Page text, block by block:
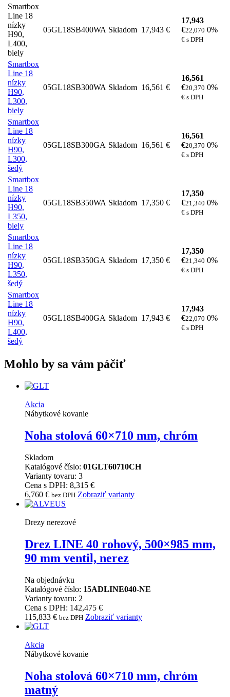
Smartbox
Line 18
nízky
H90,
L400,
biely
05GL18SB400WA Skladom 17,943 €
17,943
€22,070
€ s DPH
0%
Smartbox
Line 18
nízky
H90,
L300,
biely
05GL18SB300WA Skladom 16,561 €
16,561
€20,370
€ s DPH
0%
Smartbox
Line 18
nízky
H90,
L300,
šedý
05GL18SB300GA Skladom 16,561 €
16,561
€20,370
€ s DPH
0%
Smartbox
Line 18
nízky
H90,
L350,
biely
05GL18SB350WA Skladom 17,350 €
17,350
€21,340
€ s DPH
0%
Smartbox
Line 18
nízky
H90,
L350,
šedý
05GL18SB350GA Skladom 17,350 €
17,350
€21,340
€ s DPH
0%
Smartbox
Line 18
nízky
H90,
L400,
šedý
05GL18SB400GA Skladom 17,943 €
17,943
€22,070
€ s DPH
0%
Mohlo by sa vám páčiť
Akcia
Nábytkové kovanie
Noha stolová 60×710 mm, chróm
Skladom
Katalógové číslo: 01GLT60710CH
Varianty tovaru: 3
Cena s DPH: 8,315 €
6,760 € bez DPH Zobraziť varianty
Drezy nerezové
Drez LINE 40 rohový, 500×985 mm,
90 mm ventil, nerez
Na objednávku
Katalógové číslo: 15ADLINE040-NE
Varianty tovaru: 2
Cena s DPH: 142,475 €
115,833 € bez DPH Zobraziť varianty
Akcia
Nábytkové kovanie
Noha stolová 60×710 mm, chróm
matný